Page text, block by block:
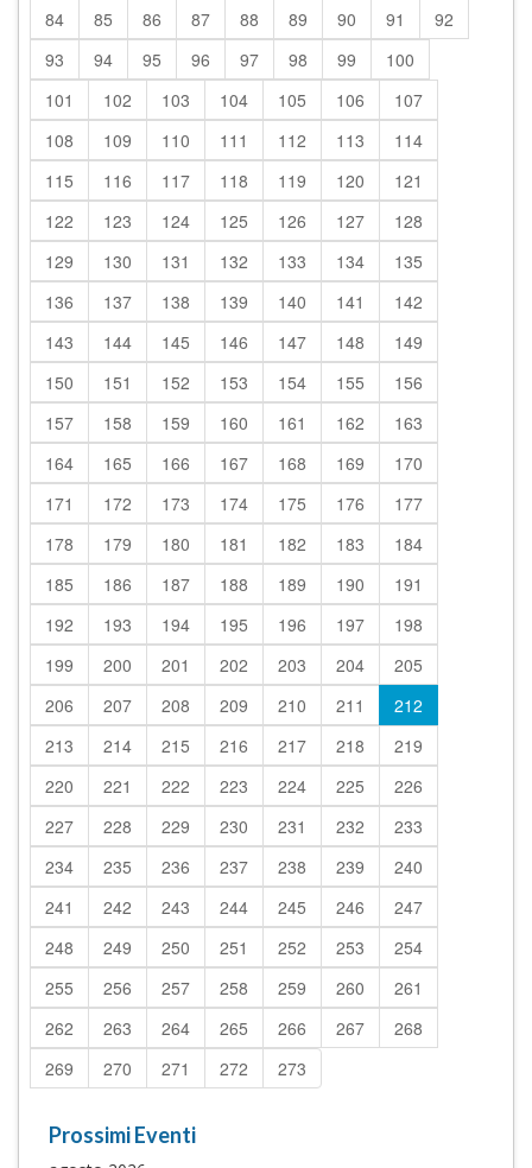
84 85 86 87 88 89 90 91
92
93
94 95 96 97 98 99
100
101
102 103 104 105 106
107
108
109 110 111 112 113
114
115
116 117 118 119 120
121
122
123 124 125 126 127
128
129
130 131 132 133 134
135
136
137 138 139 140 141
142
143
144 145 146 147 148
149
150
151 152 153 154 155
156
157
158 159 160 161 162
163
164
165 166 167 168 169
170
171
172 173 174 175 176
177
178
179 180 181 182 183
184
185
186 187 188 189 190
191
192
193 194 195 196 197
198
199
200 201 202 203 204
205
206
207 208 209 210 211
212
213
214 215 216 217 218
219
220
221 222 223 224 225
226
227
228 229 230 231 232
233
234
235 236 237 238 239
240
241
242 243 244 245 246
247
248
249 250 251 252 253
254
255
256 257 258 259 260
261
262
263 264 265 266 267
268
269
270 271 272 273
Prossimi Eventi